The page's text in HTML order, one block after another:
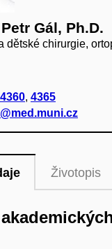
Gál, Ph.D.
dětské chirurgie,
4360, 4365
Životopis